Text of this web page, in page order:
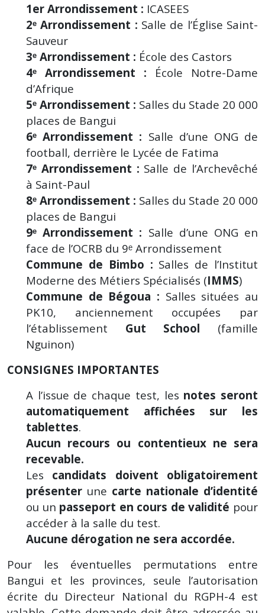
1er Arrondissement : ICASEES
2ᵉ Arrondissement : Salle de l’Église Saint-
Sauveur
3ᵉ Arrondissement : École des Castors
4ᵉ Arrondissement : École Notre-Dame
d’Afrique
5ᵉ Arrondissement : Salles du Stade 20 000
places de Bangui
6ᵉ Arrondissement : Salle d’une ONG de
football, derrière le Lycée de Fatima
7ᵉ Arrondissement : Salle de l’Archevêché
à Saint-Paul
8ᵉ Arrondissement : Salles du Stade 20 000
places de Bangui
9ᵉ Arrondissement : Salle d’une ONG en
face de l’OCRB du 9ᵉ Arrondissement
Commune de Bimbo : Salles de l’Institut
Moderne des Métiers Spécialisés (IMMS)
Commune de Bégoua : Salles situées au
PK10, anciennement occupées par
l’établissement Gut School (famille
Nguinon)
CONSIGNES IMPORTANTES
A l’issue de chaque test, les notes seront
automatiquement affichées sur les
tablettes.
Aucun recours ou contentieux ne sera
recevable.
Les candidats doivent obligatoirement
présenter une carte nationale d’identité
ou un passeport en cours de validité pour
accéder à la salle du test.
Aucune dérogation ne sera accordée.
Pour les éventuelles permutations entre
Bangui et les provinces, seule l’autorisation
écrite du Directeur National du RGPH-4 est